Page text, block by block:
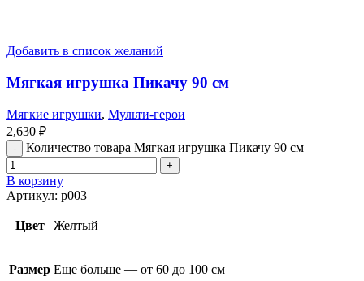
Добавить в список желаний
Мягкая игрушка Пикачу 90 см
Мягкие игрушки, Мульти-герои
2,630 ₽
Количество товара Мягкая игрушка Пикачу 90 см
В корзину
Артикул: p003
Цвет Желтый
Размер Еще больше — от 60 до 100 см